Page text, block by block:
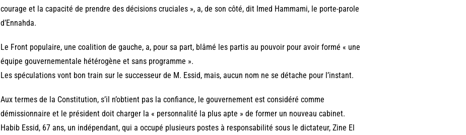
courage et la capacité de prendre des décisions cruciales », a, de son côté, dit Imed Hammami, le porte-parole
d’Ennahda.
Le Front populaire, une coalition de gauche, a, pour sa part, blâmé les partis au pouvoir pour avoir formé « une
équipe gouvernementale hétérogène et sans programme ».
Les spéculations vont bon train sur le successeur de M. Essid, mais, aucun nom ne se détache pour l’instant.
Aux termes de la Constitution, s’il n’obtient pas la confiance, le gouvernement est considéré comme
démissionnaire et le président doit charger la « personnalité la plus apte » de former un nouveau cabinet.
Habib Essid, 67 ans, un indépendant, qui a occupé plusieurs postes à responsabilité sous le dictateur, Zine El